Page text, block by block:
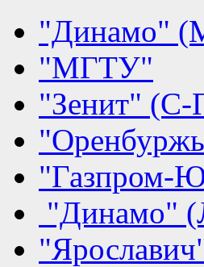
"Динамо"
"МГТУ"
"Зенит" (С-
"Газпром-
"Динамо"